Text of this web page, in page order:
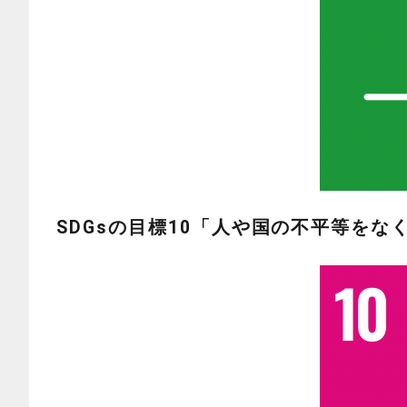
SDGsの目標10 「人や国の不平等をな